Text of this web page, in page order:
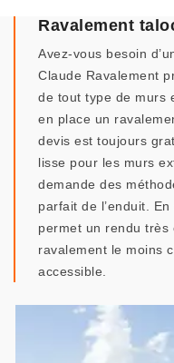
Ravalement
Avez-vous besoin
Claude Ravalement
de tout type de murs
en place un
devis est toujours
lisse pour les murs
demande des
parfait de l’enduit.
permet un rendu très
ravalement le moins
accessible.